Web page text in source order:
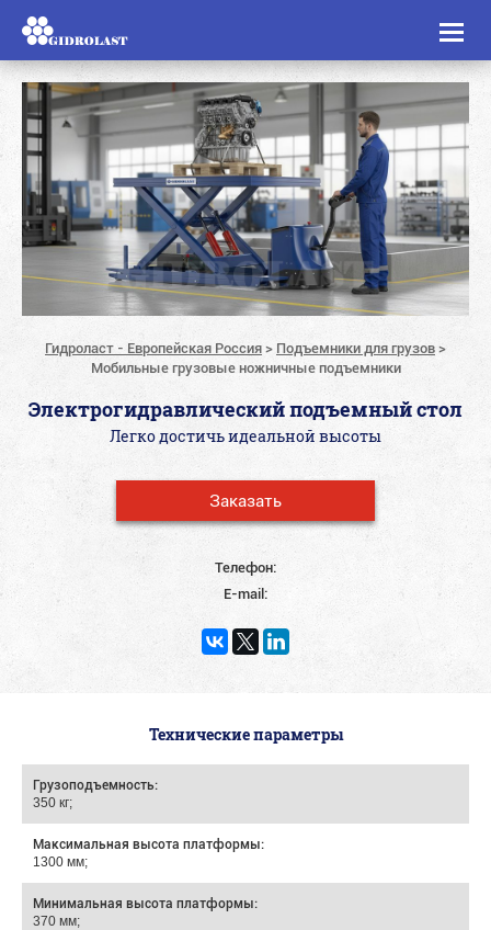
Toggle
Гидроласт - Европейская Россия> Подъемники для грузов>
Мобильные грузовые ножничные подъемники
Электрогидравлический подъемный стол
Легко достичь идеальной высоты
Заказать
Телефон:
E-mail:
Технические параметры
Грузоподъемность:
350 кг;
Максимальная высота платформы:
1300 мм;
Минимальная высота платформы:
370 мм;